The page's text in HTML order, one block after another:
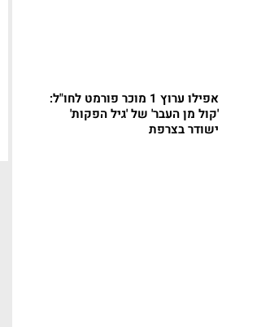
אפילו ערוץ 1 מוכר פורמט לחו"ל:
'קול מן העבר' של 'גיל הפקות'
ישודר בצרפת